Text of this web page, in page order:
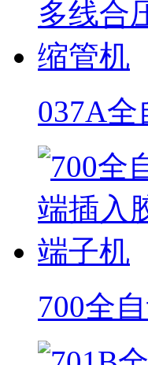
037A
700全